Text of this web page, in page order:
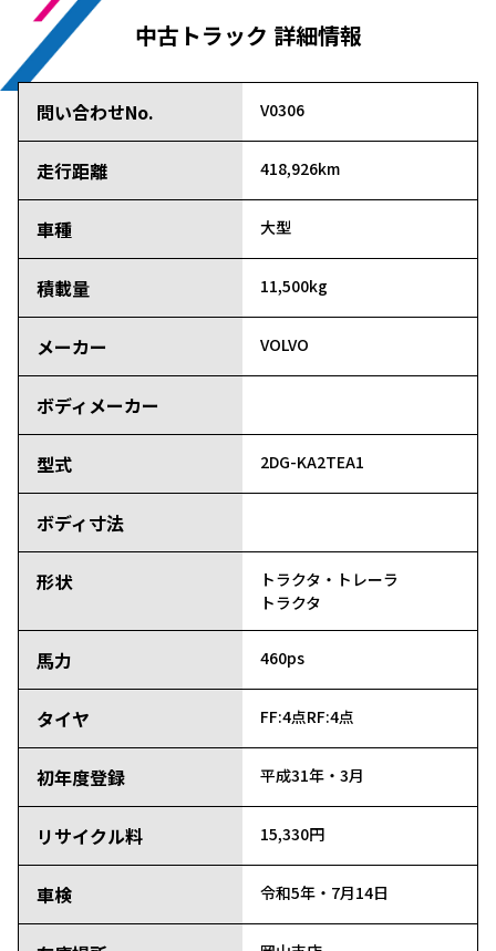
中古トラック 詳細情報
問い合わせNo. V0306
走行距離 418,926km
車種 大型
積載量 11,500kg
メーカー VOLVO
ボディメーカー
型式 2DG-KA2TEA1
ボディ寸法
形状
トラクタ・トレーラ
トラクタ
馬力 460ps
タイヤ FF:4点RF:4点
初年度登録 平成31年・3月
リサイクル料 15,330円
車検 令和5年・7月14日